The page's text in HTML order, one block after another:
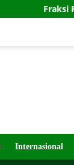
DPRD DKI
Internasional